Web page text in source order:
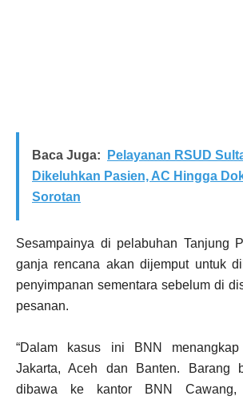
Baca Juga:
Pelayanan RSUD
Dikeluhkan Pasien, AC Hingga
Sorotan
Sesampainya di pelabuhan Tanjung
ganja rencana akan dijemput untuk
penyimpanan sementara sebelum di
pesanan.
“Dalam kasus ini BNN
Jakarta, Aceh dan Banten. Barang
dibawa ke kantor BNN Cawang,